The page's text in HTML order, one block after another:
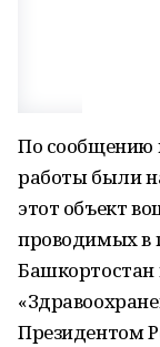
По сообщению
работы были
этот объект
проводимых в
Башкортостан
Президентом